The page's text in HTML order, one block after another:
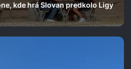
kde hrá Slovan predkolo Ligy